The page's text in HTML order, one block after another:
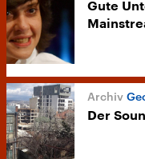
Gute
Der